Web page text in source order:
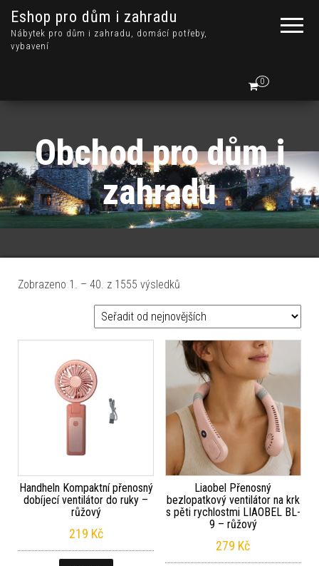
Eshop pro dům i zahradu
Nábytek pro dům i zahradu, domácí potřeby,
vybavení
0
Obchod pro dům i
zahradu
Zobrazeno 1. – 40. z 1555 výsledků
Handheln Kompaktní přenosný
dobíjecí ventilátor do ruky –
růžový
219 Kč
Liaobel Přenosný
bezlopatkový ventilátor na krk
s pěti rychlostmi LIAOBEL BL-
9 – růžový
279 Kč